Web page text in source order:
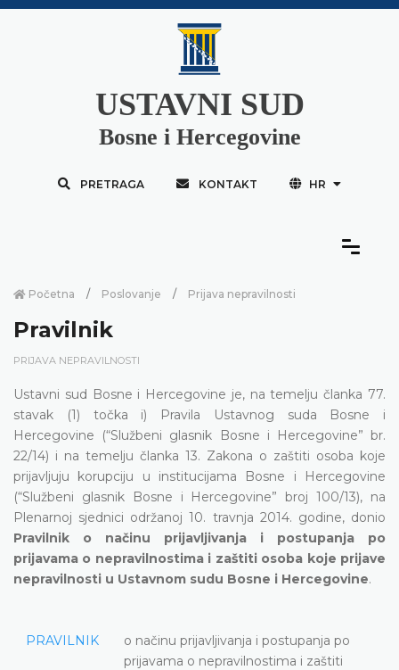
USTAVNI SUD
Bosne i Hercegovine
PRETRAGA KONTAKT HR
Početna Poslovanje Prijava nepravilnosti
Pravilnik
PRIJAVA NEPRAVILNOSTI
Ustavni sud Bosne i Hercegovine je, na temelju članka 77.
stavak (1) točka i) Pravila Ustavnog suda Bosne i
Hercegovine (“Službeni glasnik Bosne i Hercegovine” br.
22/14) i na temelju članka 13. Zakona o zaštiti osoba koje
prijavljuju korupciju u institucijama Bosne i Hercegovine
(“Službeni glasnik Bosne i Hercegovine” broj 100/13), na
Plenarnoj sjednici održanoj 10. travnja 2014. godine, donio
Pravilnik o načinu prijavljivanja i postupanja po
prijavama o nepravilnostima i zaštiti osoba koje prijave
nepravilnosti u Ustavnom sudu Bosne i Hercegovine.
PRAVILNIK
o načinu prijavljivanja i postupanja po
prijavama o nepravilnostima i zaštiti